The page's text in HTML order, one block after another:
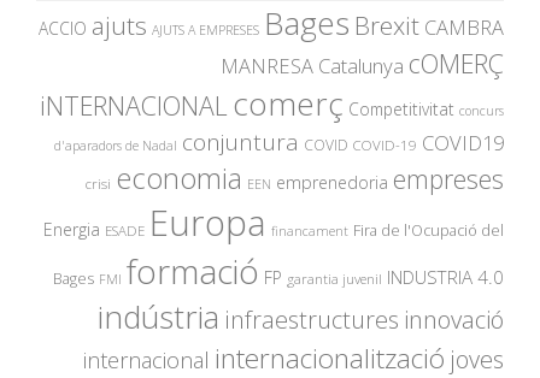
ACCIO ajuts AJUTS A EMPRESES Bages Brexit CAMBRA
MANRESA Catalunya cOMERÇ
iNTERNACIONAL comerç Competitivitat concurs
d'aparadors de Nadal conjuntura COVID COVID-19 COVID19
crisi economia EEN emprenedoria empreses
Energia ESADE Europa financament Fira de l'Ocupació del
Bages FMI formació FP garantia juvenil INDUSTRIA 4.0
indústria infraestructures innovació
internacional internacionalització joves